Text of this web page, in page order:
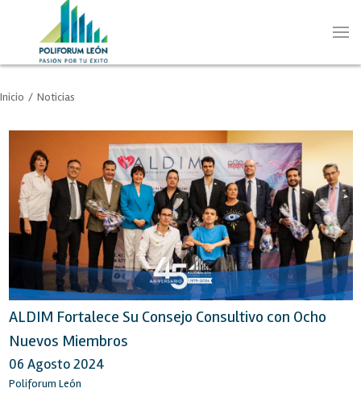
Inicio / Noticias
ALDIM Fortalece Su Consejo Consultivo con Ocho
Nuevos Miembros
06 Agosto 2024
Poliforum León